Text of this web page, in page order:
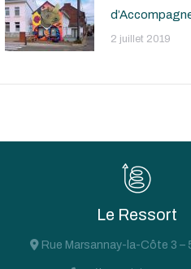
2 juillet 2019
Le Ressort
Rue Marsannay-la-Côte 3 –